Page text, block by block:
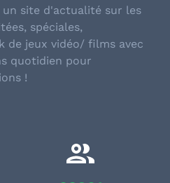
site d'actualité sur les
spéciales,
de jeux vidéo/ films avec
quotidien pour
!